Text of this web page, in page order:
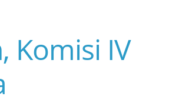
Komisi IV